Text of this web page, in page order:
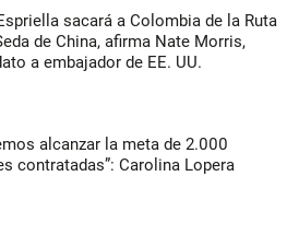
sacará a Colombia de la Ruta
de China, afirma Nate Morris,
a embajador de EE. UU.
alcanzar la meta de 2.000
contratadas”: Carolina Lopera